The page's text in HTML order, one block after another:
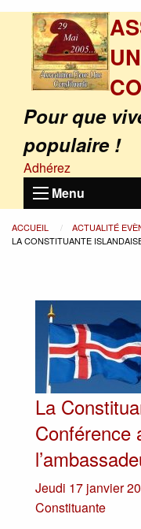
Pour que
populaire !
Adhérez
Menu
ACCUEIL ACTUALITÉ
LA CONSTITUANTE
La
Conférence
Jeudi 17 janvier
Constituante